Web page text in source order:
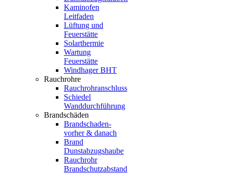
Kaminofen
Leitfaden
Lüftung und
Feuerstätte
Solarthermie
Wartung
Feuerstätte
Windhager BHT
Rauchrohre
Rauchrohranschluss
Schiedel
Wanddurchführung
Brandschäden
Brandschaden-
vorher & danach
Brand
Dunstabzugshaube
Rauchrohr
Brandschutzabstand